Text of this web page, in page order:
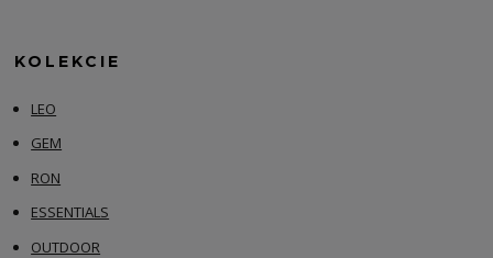
KOLEKCIE
LEO
GEM
RON
ESSENTIALS
OUTDOOR